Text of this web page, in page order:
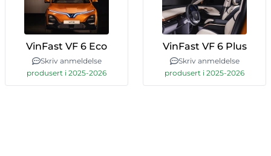
VinFast VF 6 Eco
Skriv anmeldelse
produsert i 2025-2026
VinFast VF 6 Plus
Skriv anmeldelse
produsert i 2025-2026